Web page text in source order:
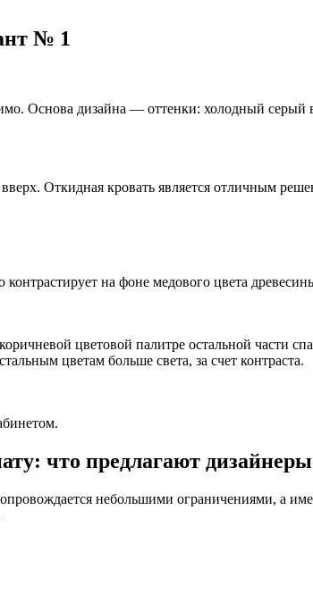
№ 1
Основа дизайна — оттенки: холодный
Откидная кровать является отличным
на фоне медового цвета
цветовой палитре остальной части
цветам больше света, за счет контраста.
что предлагают дизайнеры
небольшими ограничениями, а